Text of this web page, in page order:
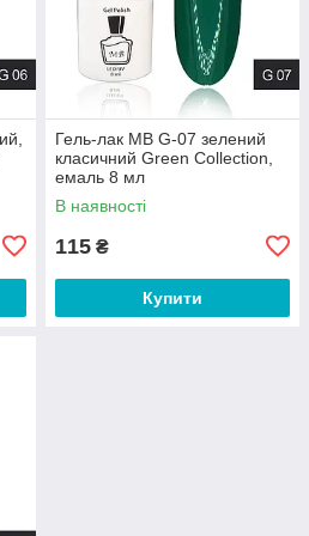
Гель-лак MB G-07 зелений
класичний Green Collection,
емаль 8 мл
В наявності
115 ₴
Купити